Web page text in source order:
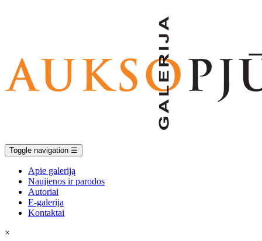
Toggle navigation ☰
Apie galeriją
Naujienos ir parodos
Autoriai
E-galerija
Kontaktai
×